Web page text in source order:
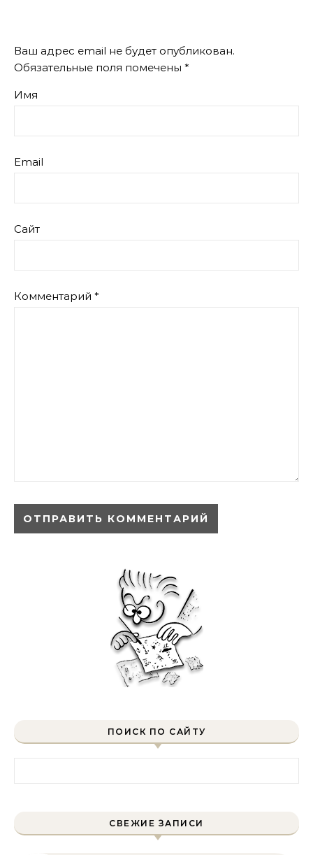
Ваш адрес email не будет опубликован.
Обязательные поля помечены *
Имя
Email
Сайт
Комментарий *
ПОИСК ПО САЙТУ
СВЕЖИЕ ЗАПИСИ